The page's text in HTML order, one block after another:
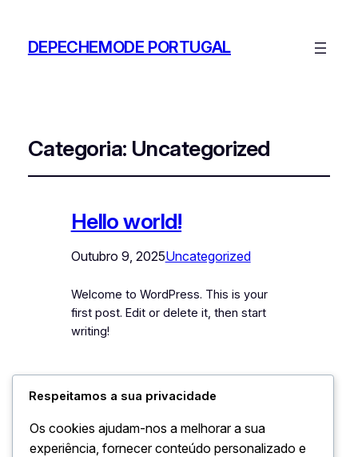
DEPECHEMODE PORTUGAL
Categoria: Uncategorized
Hello world!
Outubro 9, 2025Uncategorized
Welcome to WordPress. This is your
first post. Edit or delete it, then start
writing!
DepecheMode
Portugal
Recolha de
Entulho
Respeitamos a sua privacidade
Os cookies ajudam-nos a melhorar a sua
experiência, fornecer conteúdo personalizado e